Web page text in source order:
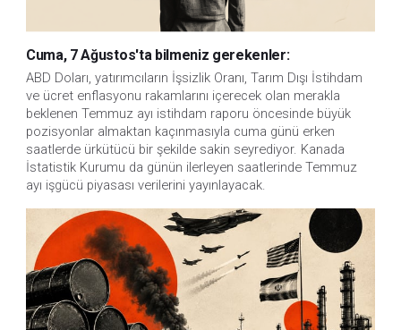
Cuma, 7 Ağustos'ta bilmeniz gerekenler:
ABD Doları, yatırımcıların İşsizlik Oranı, Tarım Dışı İstihdam
ve ücret enflasyonu rakamlarını içerecek olan merakla
beklenen Temmuz ayı istihdam raporu öncesinde büyük
pozisyonlar almaktan kaçınmasıyla cuma günü erken
saatlerde ürkütücü bir şekilde sakin seyrediyor. Kanada
İstatistik Kurumu da günün ilerleyen saatlerinde Temmuz
ayı işgücü piyasası verilerini yayınlayacak.